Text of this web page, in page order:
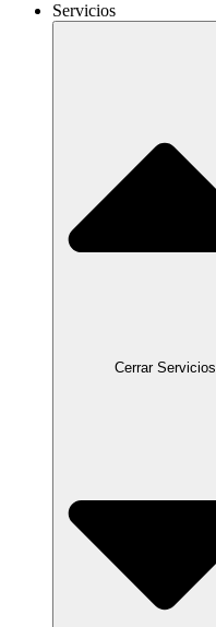
Servicios
Cerrar Servicios